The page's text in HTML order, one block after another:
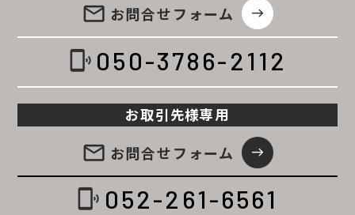
email お問合せフォーム east
phonelink_ring 050-3786-2112
お取引先様専用
email お問合せフォーム east
phonelink_ring 052-261-6561